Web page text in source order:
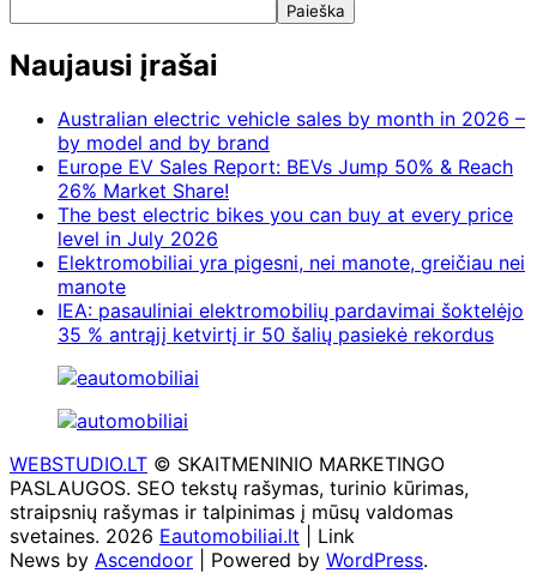
Paieška
Naujausi įrašai
Australian electric vehicle sales by month in 2026 –
by model and by brand
Europe EV Sales Report: BEVs Jump 50% & Reach
26% Market Share!
The best electric bikes you can buy at every price
level in July 2026
Elektromobiliai yra pigesni, nei manote, greičiau nei
manote
IEA: pasauliniai elektromobilių pardavimai šoktelėjo
35 % antrąjį ketvirtį ir 50 šalių pasiekė rekordus
WEBSTUDIO.LT © SKAITMENINIO MARKETINGO
PASLAUGOS. SEO tekstų rašymas, turinio kūrimas,
straipsnių rašymas ir talpinimas į mūsų valdomas
svetaines. 2026 Eautomobiliai.lt | Link
News by Ascendoor | Powered by WordPress.